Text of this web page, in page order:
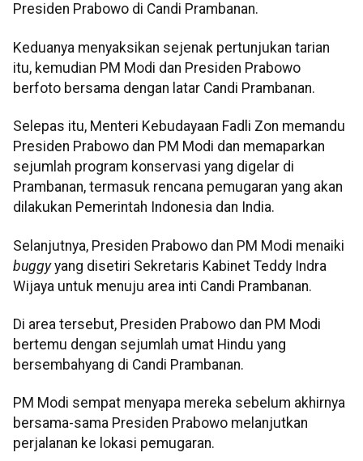
Presiden Prabowo di Candi Prambanan.
Keduanya menyaksikan sejenak pertunjukan tarian
itu, kemudian PM Modi dan Presiden Prabowo
berfoto bersama dengan latar Candi Prambanan.
Selepas itu, Menteri Kebudayaan Fadli Zon memandu
Presiden Prabowo dan PM Modi dan memaparkan
sejumlah program konservasi yang digelar di
Prambanan, termasuk rencana pemugaran yang akan
dilakukan Pemerintah Indonesia dan India.
Selanjutnya, Presiden Prabowo dan PM Modi menaiki
buggyyang disetiri Sekretaris Kabinet Teddy Indra
Wijaya untuk menuju area inti Candi Prambanan.
Di area tersebut, Presiden Prabowo dan PM Modi
bertemu dengan sejumlah umat Hindu yang
bersembahyang di Candi Prambanan.
PM Modi sempat menyapa mereka sebelum akhirnya
bersama-sama Presiden Prabowo melanjutkan
perjalanan ke lokasi pemugaran.